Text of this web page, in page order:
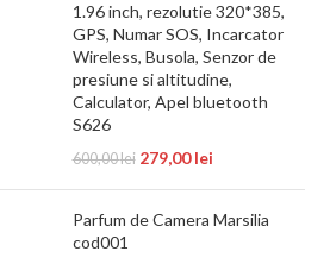
1.96 inch, rezolutie 320*385,
GPS, Numar SOS, Incarcator
Wireless, Busola, Senzor de
presiune si altitudine,
Calculator, Apel bluetooth
S626
600,00lei 279,00lei
Parfum de Camera Marsilia
cod001